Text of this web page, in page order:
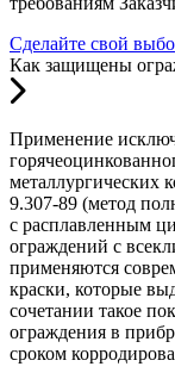
Сделайте свой
Как защищены
Применение
металлургических
9.307-89 (метод
с расплавленным
ограждений с
применяются
краски, которые
сочетании такое
ограждения в
сроком